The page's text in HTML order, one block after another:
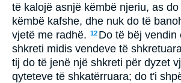
të kalojë asnjë këmbë njeriu, as
këmbë kafshe, dhe nuk do të
vjetë me radhë. 12 Do të bëj vendin
shkreti midis vendeve të
tij do të jenë një shkreti për dyzet
qyteteve të shkatërruara; do t'i